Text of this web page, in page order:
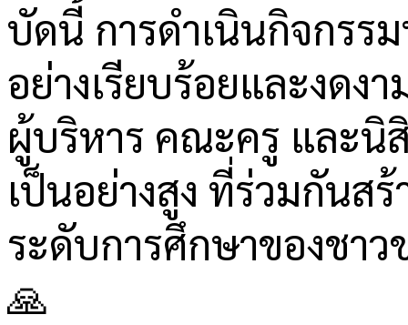
บัดนี้ การดำเนินกิจกรร
อย่างเรียบร้อยและงด
ผู้บริหาร คณะครู และ
เป็นอย่างสูง ที่ร่วมกันส
ระดับการศึกษาของชา
🙏